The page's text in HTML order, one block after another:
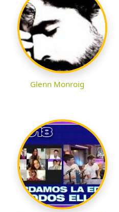
Glenn Monroig